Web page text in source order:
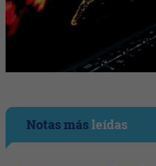
Notas másleídas